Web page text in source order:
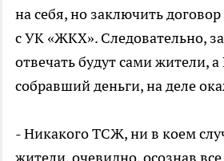
на себя, но заключить
с УК «ЖКХ». Следовательно,
отвечать будут сами жители,
собравший деньги, на деле
- Никакого ТСЖ, ни в коем
жители, очевидно, осознав